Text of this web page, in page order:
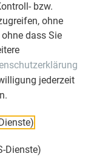
bzw.
ohne
dass Sie
jederzeit
Dienste)
(A =
die
Gleiten